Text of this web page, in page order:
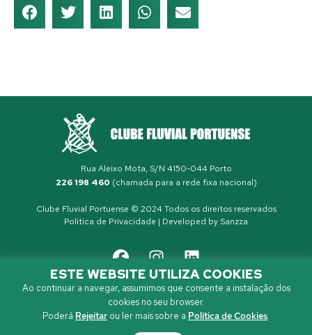
Rua Aleixo Mota, S/N 4150-044 Porto
226 198 460 (chamada para a rede fixa nacional)
Clube Fluvial Portuense © 2024 Todos os direitos reservados
Política de Privacidade | Developed by Sanzza
ESTE WEBSITE UTILIZA COOKIES
Ao continuar a navegar, assumimos que consente a instalação dos
cookies no seu browser.
Poderá Rejeitar ou ler mais sobre a Política de Cookies.